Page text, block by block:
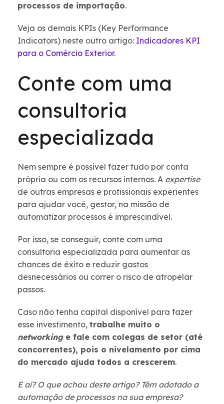
processos de importação.
Veja os demais KPIs (Key Performance
Indicators) neste outro artigo: Indicadores KPI
para o Comércio Exterior.
Conte com uma
consultoria
especializada
Nem sempre é possível fazer tudo por conta
própria ou com os recursos internos. A expertise
de outras empresas e profissionais experientes
para ajudar você, gestor, na missão de
automatizar processos é imprescindível.
Por isso, se conseguir, conte com uma
consultoria especializada para aumentar as
chances de êxito e reduzir gastos
desnecessários ou correr o risco de atropelar
passos.
Caso não tenha capital disponível para fazer
esse investimento, trabalhe muito o
networking e fale com colegas de setor (até
concorrentes), pois o nivelamento por cima
do mercado ajuda todos a crescerem.
E aí? O que achou deste artigo? Têm adotado a
automação de processos na sua empresa?